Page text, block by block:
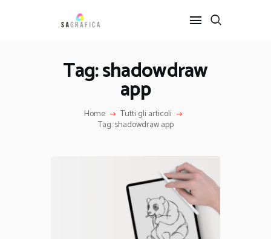
Tag: shadowdraw
app
Home Tutti gli articoli
Tag: shadowdraw app